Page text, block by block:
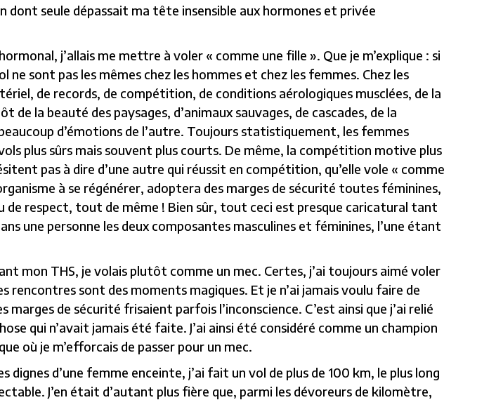
seule dépassait ma tête insensible aux hormones et privée
j’allais me mettre à voler « comme une fille ». Que je m’explique : si
sont pas les mêmes chez les hommes et chez les femmes. Chez les
de records, de compétition, de conditions aérologiques musclées, de la
la beauté des paysages, d’animaux sauvages, de cascades, de la
d’émotions de l’autre. Toujours statistiquement, les femmes
plus sûrs mais souvent plus courts. De même, la compétition motive plus
pas à dire d’une autre qui réussit en compétition, qu’elle vole « comme
à se régénérer, adoptera des marges de sécurité toutes féminines,
de respect, tout de même ! Bien sûr, tout ceci est presque caricatural tant
une personne les deux composantes masculines et féminines, l’une étant
mon THS, je volais plutôt comme un mec. Certes, j’ai toujours aimé voler
rencontres sont des moments magiques. Et je n’ai jamais voulu faire de
de sécurité frisaient parfois l’inconscience. C’est ainsi que j’ai relié
qui n’avait jamais été faite. J’ai ainsi été considéré comme un champion
où je m’efforcais de passer pour un mec.
d’une femme enceinte, j’ai fait un vol de plus de 100 km, le plus long
J’en était d’autant plus fière que, parmi les dévoreurs de kilomètre,